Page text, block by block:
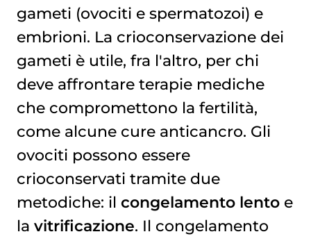
gameti (ovociti e spermatozoi) e
embrioni. La crioconservazione dei
gameti è utile, fra l'altro, per chi
deve affrontare terapie mediche
che compromettono la fertilità,
come alcune cure anticancro. Gli
ovociti possono essere
crioconservati tramite due
metodiche: il congelamento lentoe
la vitrificazione. Il congelamento